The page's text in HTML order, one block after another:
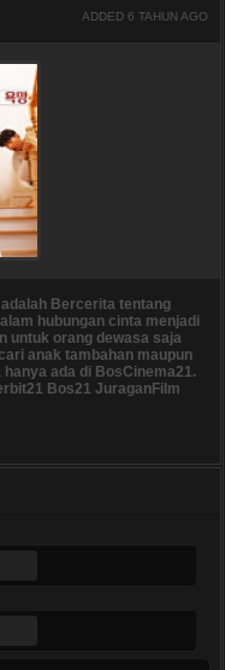
ADDED 6 TAHUN AGO
Bercerita tentang
hubungan cinta menjadi
untuk orang dewasa saja
anak tambahan maupun
ada di BosCinema21.
Bos21 JuraganFilm